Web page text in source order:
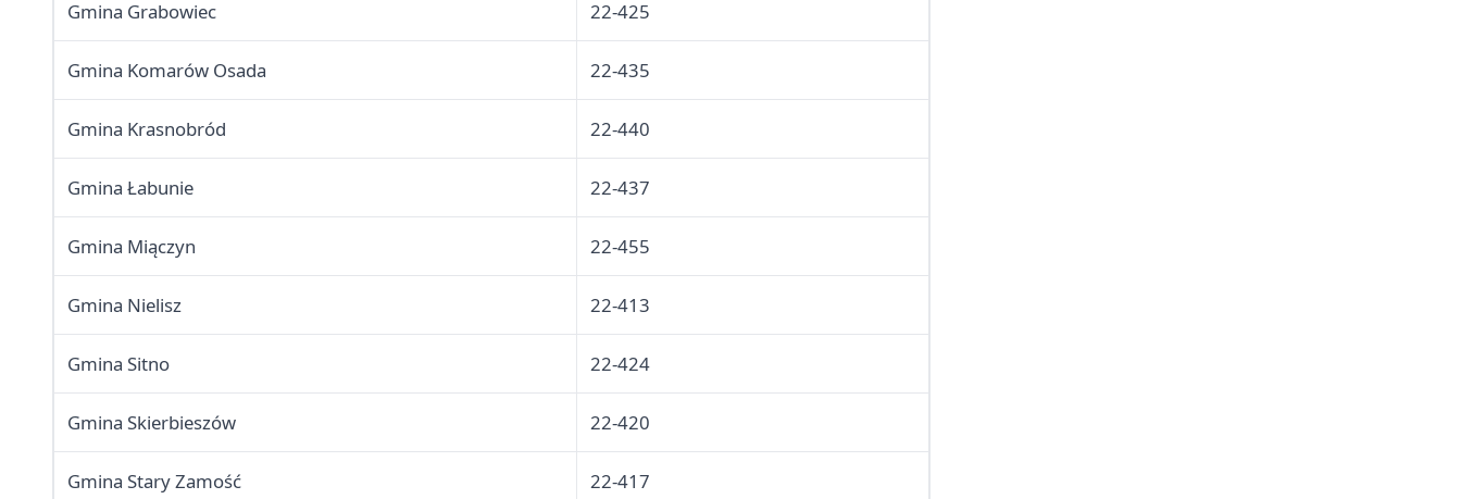
Gmina Grabowiec 22-425
Gmina Komarów Osada 22-435
Gmina Krasnobród 22-440
Gmina Łabunie 22-437
Gmina Miączyn 22-455
Gmina Nielisz 22-413
Gmina Sitno 22-424
Gmina Skierbieszów 22-420
Gmina Stary Zamość 22-417